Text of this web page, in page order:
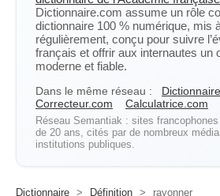
Dictionnaire.com assume un rôle
dictionnaire 100 % numérique, mis
régulièrement, conçu pour suivre
français et offrir aux internautes un
moderne et fiable.
Dans le même réseau :
Correcteur.com
Calculatrice.com
Réseau Semantiak : sites
de 20 ans, cités par de nombreux
institutions publiques.
Dictionnaire > Définition > rayonner